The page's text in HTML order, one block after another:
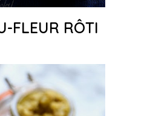
FLEUR RÔTI